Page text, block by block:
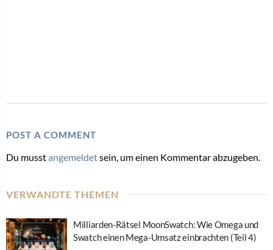
POST A COMMENT
Du musstangemeldetsein, um einen Kommentar abzugeben.
VERWANDTE THEMEN
Milliarden-Rätsel MoonSwatch: Wie Omega und
Swatch einen Mega-Umsatz einbrachten (Teil 4)